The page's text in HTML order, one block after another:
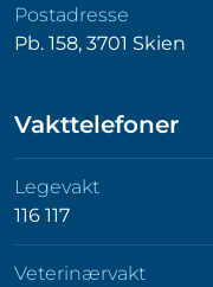
Postadresse
Pb. 158, 3701 Skien
Vakttelefoner
Legevakt
116 117
Veterinærvakt